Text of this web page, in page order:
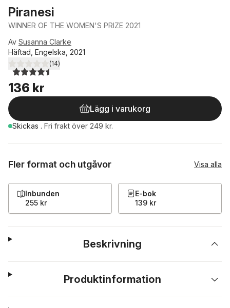
Piranesi
WINNER OF THE WOMEN'S PRIZE 2021
Av Susanna Clarke
Häftad, Engelska, 2021
4,5utav 5 stjärnor. Totalt antal röster:
(14)
136 kr
Lägg i varukorg
Skickas . Fri frakt över 249 kr.
Fler format och utgåvor Visa alla
Inbunden
255 kr
E-bok
139 kr
Beskrivning
Produktinformation